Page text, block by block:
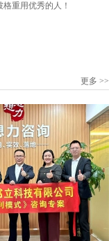
重用优秀的人！
更多 >>